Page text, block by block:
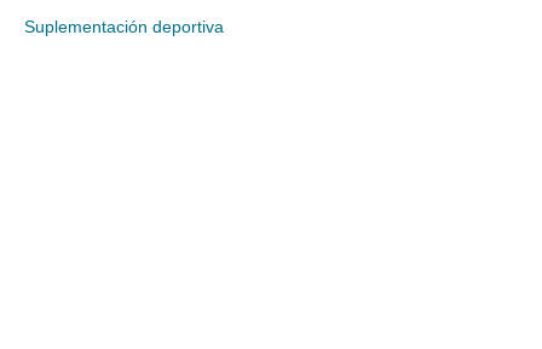
Suplementación deportiva